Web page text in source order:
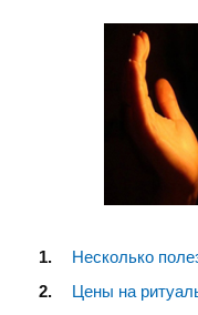
Несколько
Цены на